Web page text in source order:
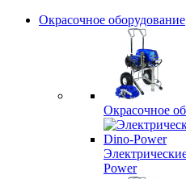
Окрасочное оборудование
Окрасочное
Power